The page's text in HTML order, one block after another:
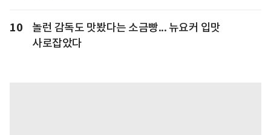
10
놀런 감독도 맛봤다는 소금빵... 뉴요커 입맛
사로잡았다